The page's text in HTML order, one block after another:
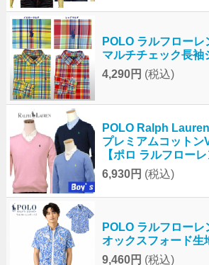
POLO ラルフローレ
マルチチェック長袖
4,290円 (税込)
POLO Ralph
プレミアムコットン
【ポロ ラルフローレ
6,930円 (税込)
POLO ラルフローレ
オックスフォード生
9,460円 (税込)